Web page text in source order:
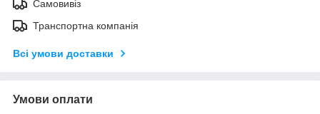
Самовивіз
Транспортна компанія
Всі умови доставки
Умови оплати